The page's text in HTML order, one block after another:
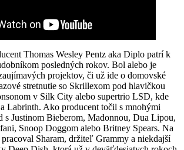
Thomas Wesley Pentz aka Diplo patrí k
posledných rokov. Bol alebo je
projektov, či už ide o domovské
stretnutie so Skrillexom pod hlavičkou
v Silk City alebo supertrio LSD, kde
Labrinth. Ako producent točil s mnohými
s Justinom Bieberom, Madonnou, Dua Lipou,
Snoop Doggom alebo Britney Spears. Na
Sharam, držiteľ Grammy a niekdajší